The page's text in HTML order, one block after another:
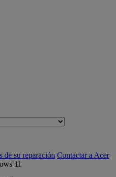
de su reparación Contactar a Acer